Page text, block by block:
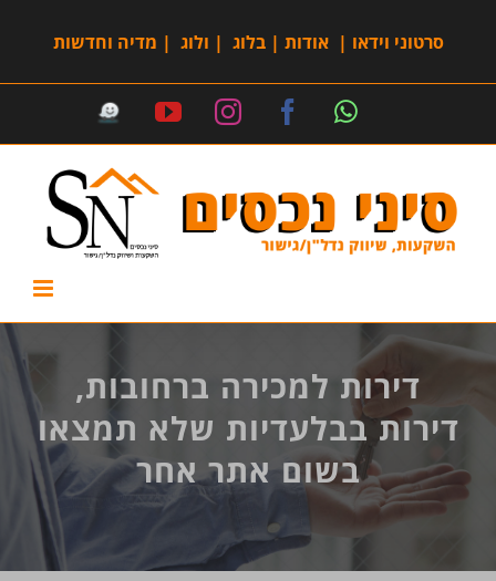
סרטוני וידאו |אודות |בלוג | ולוג | מדיה וחדשות
דירות למכירה ברחובות,
דירות בבלעדיות שלא תמצאו
בשום אתר אחר